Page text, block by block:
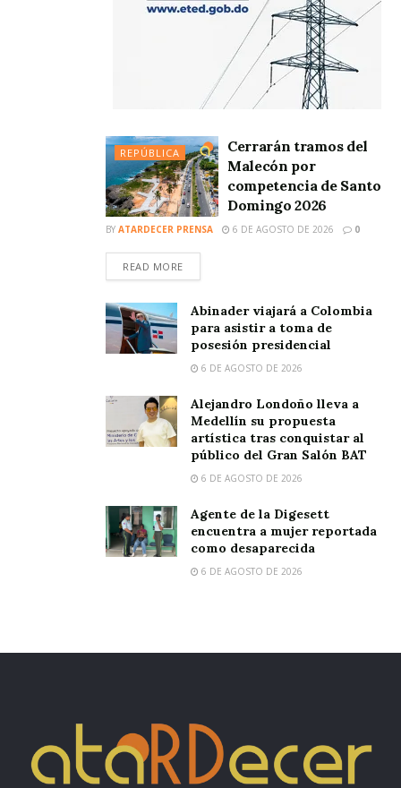
REPÚBLICA
Cerrarán tramos del
Malecón por
competencia de Santo
Domingo 2026
BY ATARDECER PRENSA 6 DE AGOSTO DE 2026 0
READ MORE
Abinader viajará a Colombia
para asistir a toma de
posesión presidencial
6 DE AGOSTO DE 2026
Alejandro Londoño lleva a
Medellín su propuesta
artística tras conquistar al
público del Gran Salón BAT
6 DE AGOSTO DE 2026
Agente de la Digesett
encuentra a mujer reportada
como desaparecida
6 DE AGOSTO DE 2026